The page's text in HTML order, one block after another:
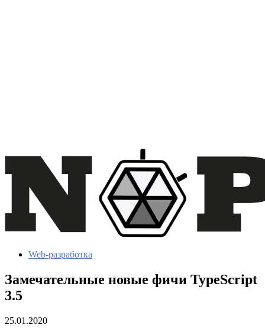
Web-разработка
Замечательные новые фичи TypeScript
3.5
25.01.2020